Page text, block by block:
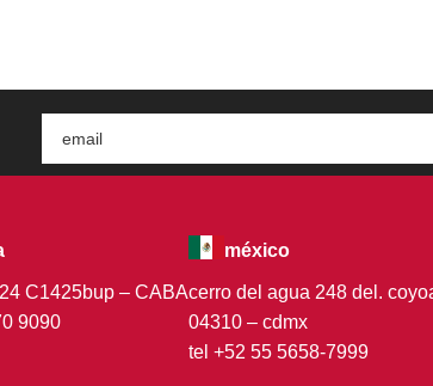
C1425bup – CABA
9090
méxico
cerro del agua 248 del.
04310 – cdmx
tel +52 55 5658-7999